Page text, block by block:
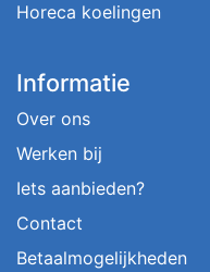
Horeca koelingen
Informatie
Over ons
Werken bij
Iets aanbieden?
Contact
Betaalmogelijkheden